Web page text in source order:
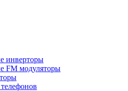
инверторы
FM модуляторы